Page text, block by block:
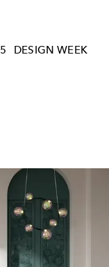
DESIGN WEEK